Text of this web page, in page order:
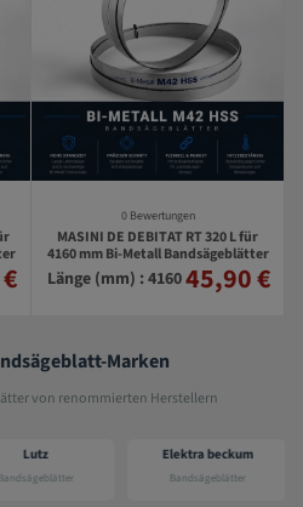
0 Bewertungen
MASINI DE DEBITAT RT 320 L für
4160 mm Bi-Metall Bandsägeblätter
Länge (mm) : 416045,90 €
Marken
von renommierten Herstellern
Lutz
Bandsägeblätter
Elektra beckum
Bandsägeblätter